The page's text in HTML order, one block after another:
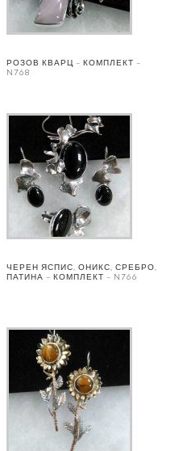
РОЗОВ КВАРЦ – КОМПЛЕКТ –
N768
ЧЕРЕН ЯСПИС, ОНИКС, СРЕБРО,
ПАТИНА – КОМПЛЕКТ – N766